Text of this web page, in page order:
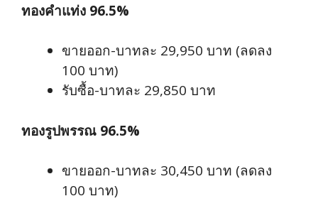
ทองคำแท่ง 96.5%
ขายออก-บาทละ 29,950 บาท (ลดลง
100 บาท)
รับซื้อ-บาทละ 29,850 บาท
ทองรูปพรรณ 96.5%
ขายออก-บาทละ 30,450 บาท (ลดลง
100 บาท)